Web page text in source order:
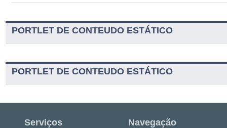
PORTLET DE CONTEUDO ESTÁTICO
PORTLET DE CONTEUDO ESTÁTICO
Serviços Navegação